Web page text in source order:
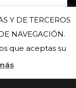
Y DE TERCEROS
NAVEGACIÓN.
que aceptas su